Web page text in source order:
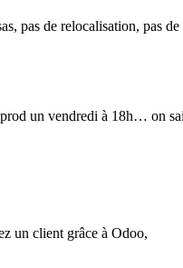
pas de relocalisation, pas
un vendredi à 18h… on
un client grâce à Odoo,